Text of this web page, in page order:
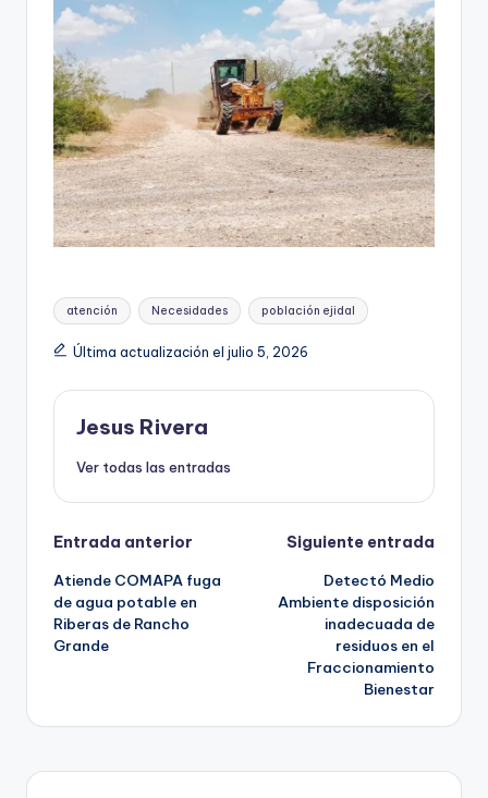
Etiquetas:
atención Necesidades población ejidal
Última actualización el julio 5, 2026
Jesus Rivera
Ver todas las entradas
Navegación
de
entradas
Entrada anterior
Atiende COMAPA fuga
de agua potable en
Riberas de Rancho
Grande
Siguiente entrada
Detectó Medio
Ambiente disposición
inadecuada de
residuos en el
Fraccionamiento
Bienestar